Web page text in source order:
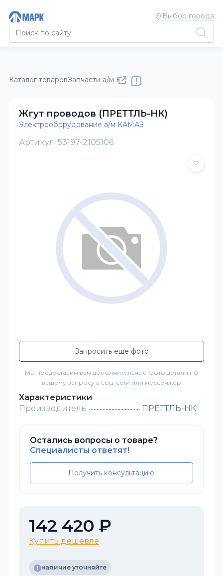
Выбор города
Каталог товаровЗапчасти а/м КАМАЗ
Жгут проводов (ПРЕТТЛЬ-НК)
Электрооборудование а/м КАМАЗ
Артикул: 53197-2105106
Запросить еще фото
Мы предоставим вам дополнительные фото детали по
вашему запросу в соц. сети или мессенжер
Характеристики
Производитель
ПРЕТТЛЬ-НК
Остались вопросы о товаре?
Специалисты ответят!
Получить консультацию
142 420 ₽
Купить дешевле
наличие уточняйте